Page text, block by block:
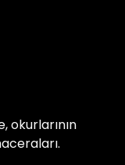
okurlarının